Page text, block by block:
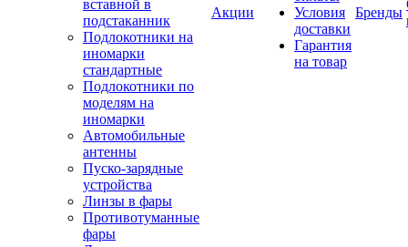
вставной в
подстаканник
Подлокотники на
иномарки
стандартные
Подлокотники по
моделям на
иномарки
Автомобильные
антенны
Пуско-зарядные
устройства
Линзы в фары
Противотуманные
фары
Акции
Условия
доставки
Гарантия
на товар
Бренды